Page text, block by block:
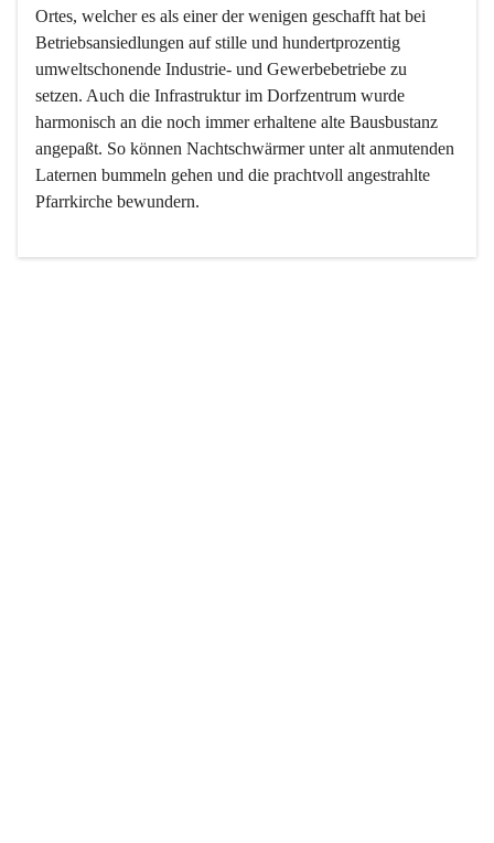
Ortes, welcher es als einer der wenigen geschafft hat bei
Betriebsansiedlungen auf stille und hundertprozentig
umweltschonende Industrie- und Gewerbebetriebe zu
setzen. Auch die Infrastruktur im Dorfzentrum wurde
harmonisch an die noch immer erhaltene alte Bausbustanz
angepaßt. So können Nachtschwärmer unter alt anmutenden
Laternen bummeln gehen und die prachtvoll angestrahlte
Pfarrkirche bewundern.
Der Weinbau dominert heute nicht mehr, ist aber integrativer